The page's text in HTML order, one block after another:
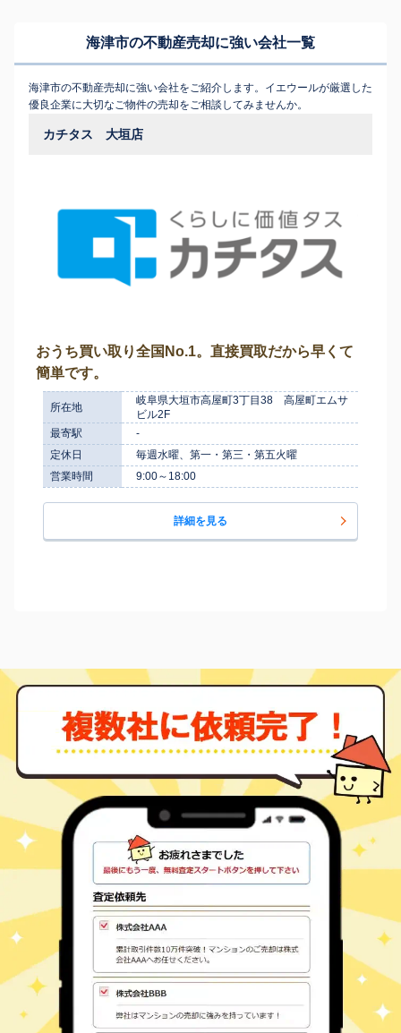
海津市の不動産売却に強い会社一覧
海津市の不動産売却に強い会社をご紹介します。イエウールが厳選した
優良企業に大切なご物件の売却をご相談してみませんか。
カチタス 大垣店
おうち買い取り全国No.1。直接買取だから早くて
簡単です。
所在地
岐阜県大垣市高屋町3丁目38 高屋町エムサ
ビル2F
最寄駅
-
定休日
毎週水曜、第一・第三・第五火曜
営業時間
9:00～18:00
詳細を見る